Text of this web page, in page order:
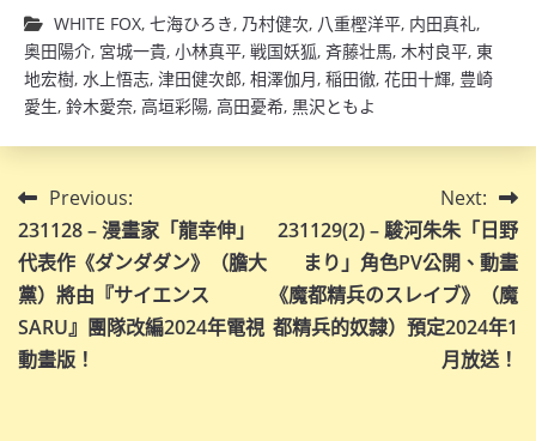
WHITE FOX, 七海ひろき, 乃村健次, 八重樫洋平, 内田真礼,
奥田陽介, 宮城一貴, 小林真平, 戦国妖狐, 斉藤壮馬, 木村良平, 東
地宏樹, 水上悟志, 津田健次郎, 相澤伽月, 稲田徹, 花田十輝, 豊崎
愛生, 鈴木愛奈, 高垣彩陽, 高田憂希, 黒沢ともよ
文
章
導
覽
Previous:
231128 – 漫畫家「龍幸伸」
代表作《ダンダダン》（膽大
黨）將由『サイエンス
SARU』團隊改編2024年電視
動畫版！
Next:
231129(2) – 駿河朱朱「日野
まり」角色PV公開、動畫
《魔都精兵のスレイブ》（魔
都精兵的奴隸）預定2024年1
月放送！